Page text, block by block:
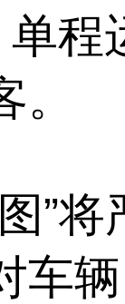
程
将
车